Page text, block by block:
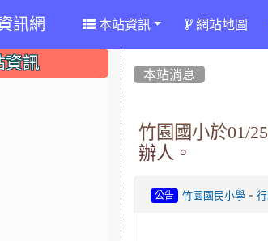
訊網 本站資訊 網站地圖
本站消息
竹園國小於01/
辦人。
公告 竹園國民小學 -
資訊